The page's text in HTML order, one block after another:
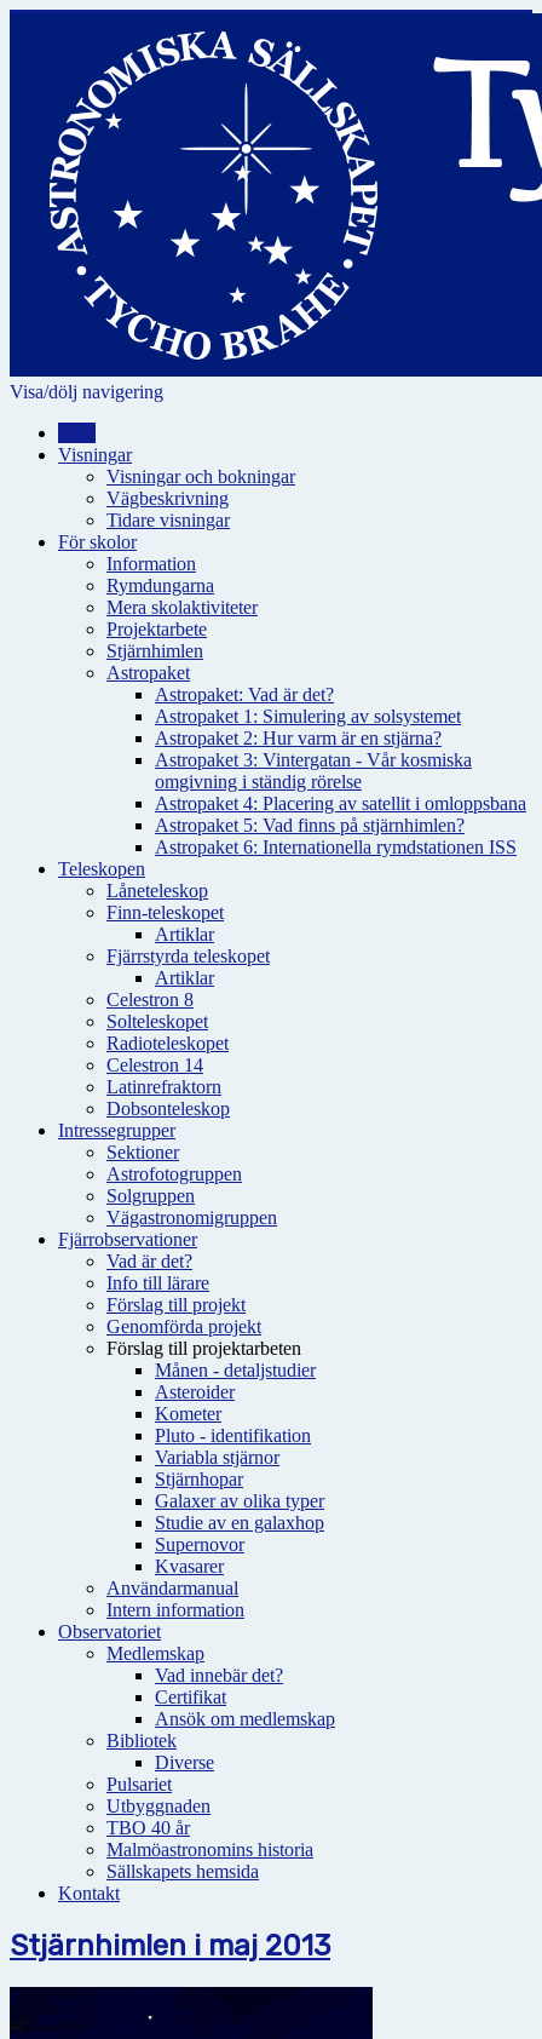
Visa/dölj navigering
Visningar
Visningar och bokningar
Vägbeskrivning
Tidare visningar
För skolor
Information
Rymdungarna
Mera skolaktiviteter
Projektarbete
Stjärnhimlen
Astropaket
Astropaket: Vad är det?
Astropaket 1: Simulering av solsystemet
Astropaket 2: Hur varm är en stjärna?
Astropaket 3: Vintergatan - Vår kosmiska
omgivning i ständig rörelse
Astropaket 4: Placering av satellit i omloppsbana
Astropaket 5: Vad finns på stjärnhimlen?
Astropaket 6: Internationella rymdstationen ISS
Teleskopen
Låneteleskop
Finn-teleskopet
Artiklar
Fjärrstyrda teleskopet
Artiklar
Celestron 8
Solteleskopet
Radioteleskopet
Celestron 14
Latinrefraktorn
Dobsonteleskop
Intressegrupper
Sektioner
Astrofotogruppen
Solgruppen
Vägastronomigruppen
Fjärrobservationer
Vad är det?
Info till lärare
Förslag till projekt
Genomförda projekt
Förslag till projektarbeten
Månen - detaljstudier
Asteroider
Kometer
Pluto - identifikation
Variabla stjärnor
Stjärnhopar
Galaxer av olika typer
Studie av en galaxhop
Supernovor
Kvasarer
Användarmanual
Intern information
Observatoriet
Medlemskap
Vad innebär det?
Certifikat
Ansök om medlemskap
Bibliotek
Diverse
Pulsariet
Utbyggnaden
TBO 40 år
Malmöastronomins historia
Sällskapets hemsida
Kontakt
Stjärnhimlen i maj 2013